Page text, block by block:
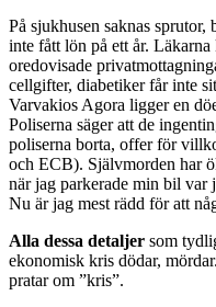
På sjukhusen saknas sprutor,
inte fått lön på ett år.
oredovisade
cellgifter, diabetiker får inte
Varvakios Agora ligger en
Poliserna säger att de
poliserna borta, offer för
och ECB). Självmorden har
när jag parkerade min bil var
Nu är jag mest rädd för att
Alla dessa detaljer som
ekonomisk kris dödar,
pratar om ”kris”.